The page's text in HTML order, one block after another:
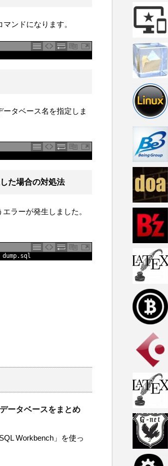
ンドになります。
タベース名を指定しま
た場合の対処法
エラーが発生しました。
dump. sql
ータベースをまとめ
Workbench」を使っ